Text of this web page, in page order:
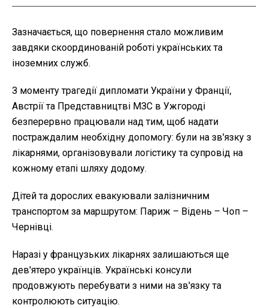
Зазначається, що повернення стало можливим
завдяки скоординованій роботі українських та
іноземних служб.
З моменту трагедії дипломати України у Франції,
Австрії та Представництві МЗС в Ужгороді
безперервно працювали над тим, щоб надати
постраждалим необхідну допомогу: були на зв'язку з
лікарнями, організовували логістику та супровід на
кожному етапі шляху додому.
Дітей та дорослих евакуювали залізничним
транспортом за маршрутом: Париж – Відень – Чоп –
Чернівці.
Наразі у французьких лікарнях залишаються ще
дев'ятеро українців. Українські консули
продовжують перебувати з ними на зв'язку та
контролюють ситуацію.